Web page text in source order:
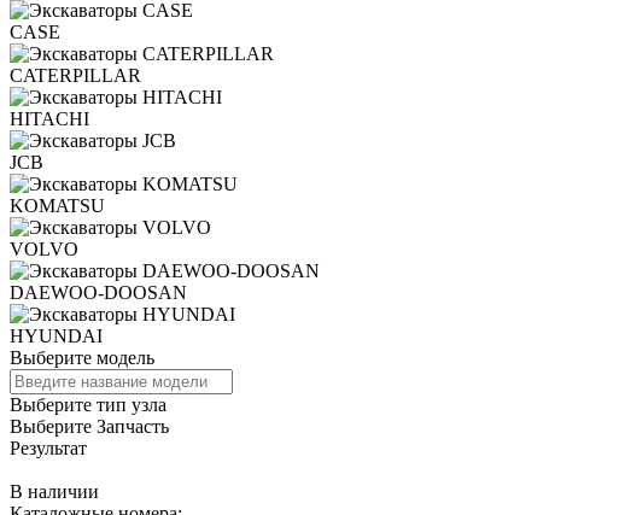
CASE
CATERPILLAR
HITACHI
JCB
KOMATSU
VOLVO
DAEWOO-DOOSAN
HYUNDAI
Выберите модель
Выберите тип узла
Выберите Запчасть
Результат
В наличии